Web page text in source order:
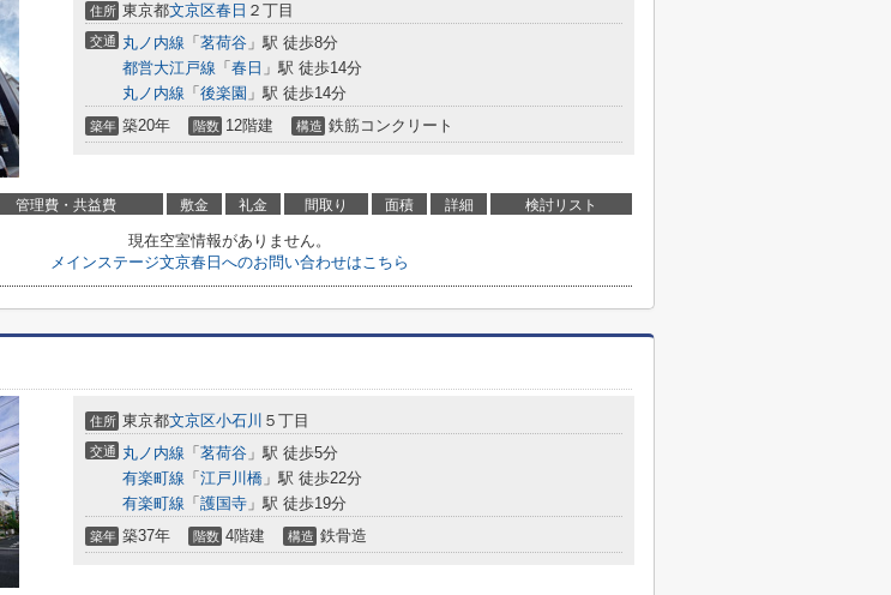
住所 東京都文京区春日 ２丁目
交通 丸ノ内線 「 茗荷谷 」駅 徒歩8分
都営大江戸線 「 春日 」駅 徒歩14分
丸ノ内線 「 後楽園 」駅 徒歩14分
築年 築20年 階数 12階建 構造 鉄筋コンクリート
管理費・共益費 敷金 礼金 間取り 面積 詳細 検討リスト
現在空室情報がありません。
メインステージ文京春日へのお問い合わせはこちら
住所 東京都文京区小石川 ５丁目
交通 丸ノ内線 「 茗荷谷 」駅 徒歩5分
有楽町線 「 江戸川橋 」駅 徒歩22分
有楽町線 「 護国寺 」駅 徒歩19分
築年 築37年 階数 4階建 構造 鉄骨造